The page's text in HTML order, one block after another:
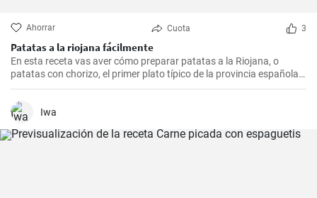
Ahorrar Cuota 3
Patatas a la riojana fácilmente
En esta receta vas aver cómo preparar patatas a la Riojana, o
patatas con chorizo, el primer plato típico de la provincia española
de La Rioja.
Iwa